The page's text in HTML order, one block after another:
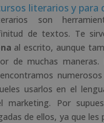
literarios y para
son
de textos. Te
al escrito, aunque
de muchas maneras.
usarlos en el
marketing. Por
de ellos, ya que les